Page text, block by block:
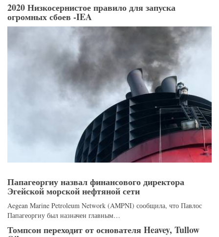
2020 Низкосернистое правило для запуска
огромных сбоев -IEA
Папагеоргиу назвал финансового директора
Эгейской морской нефтяной сети
Aegean Marine Petroleum Network (AMPNI) сообщила, что Павлос
Папагеоргиу был назначен главным…
Томпсон переходит от основателя Heavey, Tullow